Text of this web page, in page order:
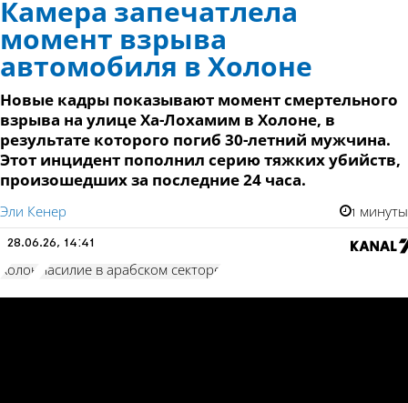
Камера запечатлела
момент взрыва
автомобиля в Холоне
Новые кадры показывают момент смертельного
взрыва на улице Ха-Лохамим в Холоне, в
результате которого погиб 30-летний мужчина.
Этот инцидент пополнил серию тяжких убийств,
произошедших за последние 24 часа.
Эли Кенер 1 минуты
28.06.26, 14:41
Холон насилие в арабском секторе